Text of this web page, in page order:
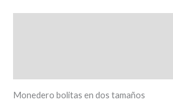
Monedero bolitas en dos tamaños